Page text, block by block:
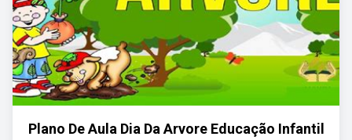
Plano De Aula Dia Da Arvore Educação Infantil